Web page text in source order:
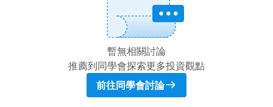
暫無相關討論
推薦到同學會探索更多投資觀點
前往同學會討論